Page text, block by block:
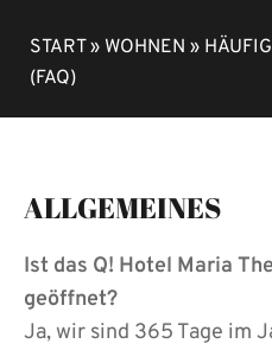
START» WOHNEN »
(FAQ)
ALLGEMEINES
Ist das Q! Hotel Maria
geöffnet?
Ja, wir sind 365 Tage im